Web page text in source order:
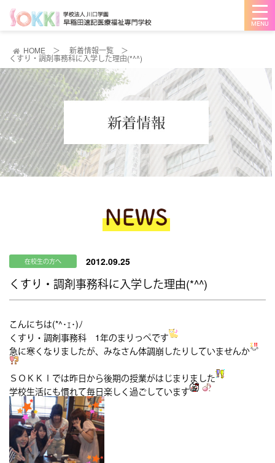
メ
ニ
ュ
ー
HOME ＞ 新着情報一覧 ＞
くすり・調剤事務科に入学した理由(*^^)
在校生の方へ 2012.09.25
くすり・調剤事務科に入学した理由(*^^)
こんにちは(*^･ｪ･)ﾉ
くすり・調剤事務科 1年のまりっぺです
急に寒くなりましたが、みなさん体調崩したりしていませんか
ＳＯＫＫＩでは昨日から後期の授業がはじまりました
学校生活にも慣れて毎日楽しく過ごしています